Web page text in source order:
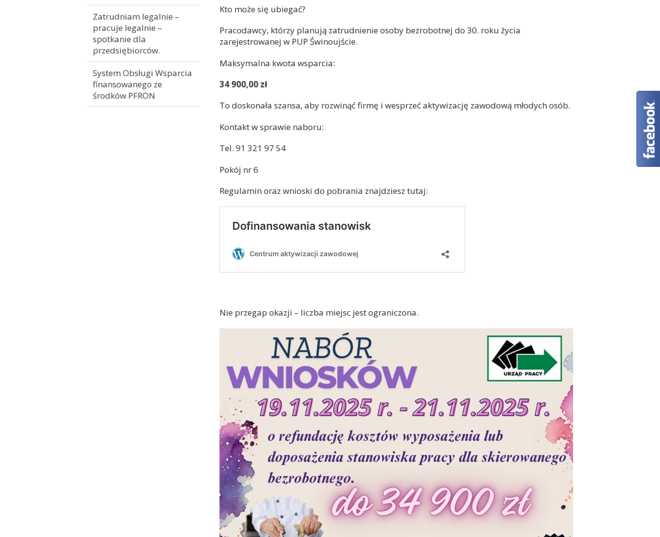
Kto może się ubiegać?
Pracodawcy, którzy planują zatrudnienie osoby bezrobotnej do 30. roku życia
zarejestrowanej w PUP Świnoujście.
Maksymalna kwota wsparcia:
34 900,00 zł
To doskonała szansa, aby rozwinąć firmę i wesprzeć aktywizację zawodową młodych osób.
Kontakt w sprawie naboru:
Tel. 91 321 97 54
Pokój nr 6
Regulamin oraz wnioski do pobrania znajdziesz tutaj:
Nie przegap okazji – liczba miejsc jest ograniczona.
Zatrudniam legalnie –
pracuje legalnie –
spotkanie dla
przedsiębiorców.
System Obsługi Wsparcia
finansowanego ze
środków PFRON